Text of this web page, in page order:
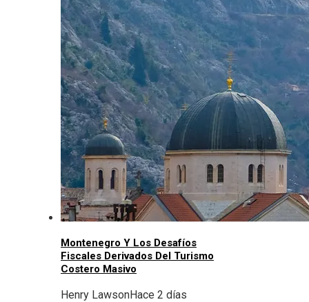
Montenegro Y Los Desafíos
Fiscales Derivados Del Turismo
Costero Masivo
Henry LawsonHace 2 días